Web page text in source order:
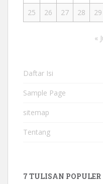
25
26 27 28 29
«
Daftar Isi
Sample Page
sitemap
Tentang
7 TULISAN POPULER